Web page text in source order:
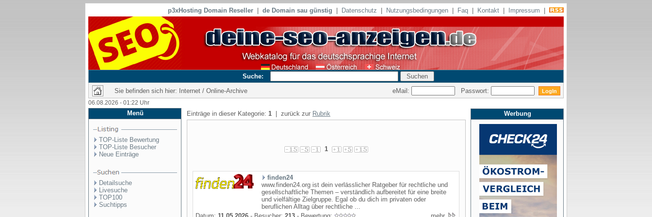
p3xHosting Domain Reseller de Domain sau günstig Datenschutz Nutzungsbedingungen Faq Kontakt Impressum
Suche:
Sie befinden sich hier: Internet / Online-Archive
eMail: Passwort:
06.08.2026 - 01:22 Uhr
Menü
TOP-Liste Bewertung
TOP-Liste Besucher
Neue Einträge
Detailsuche
Livesuche
TOP100
Suchtipps
Einträge in dieser Kategorie: 1 | zurück zur Rubrik
1
finden24
www.finden24.org ist dein verlässlicher Ratgeber für rechtliche und
gesellschaftliche Themen – verständlich aufbereitet für eine breite
und vielfältige Zielgruppe. Egal ob du dich im privaten oder
beruflichen Alltag über rechtliche ...
Werbung